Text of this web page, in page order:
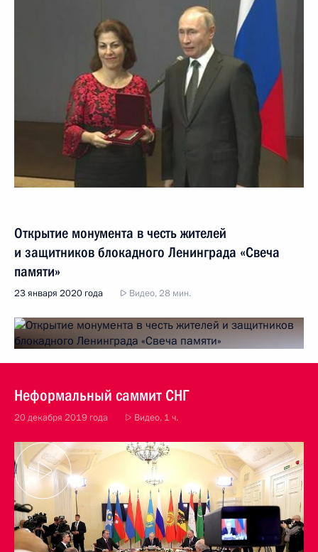
Открытие монумента в честь жителей
и защитников блокадного Ленинграда «Свеча
памяти»
23 января 2020 года Видео, 28 мин.
Неформальный саммит СНГ
20 декабря 2019 года Видео, 1 ч.